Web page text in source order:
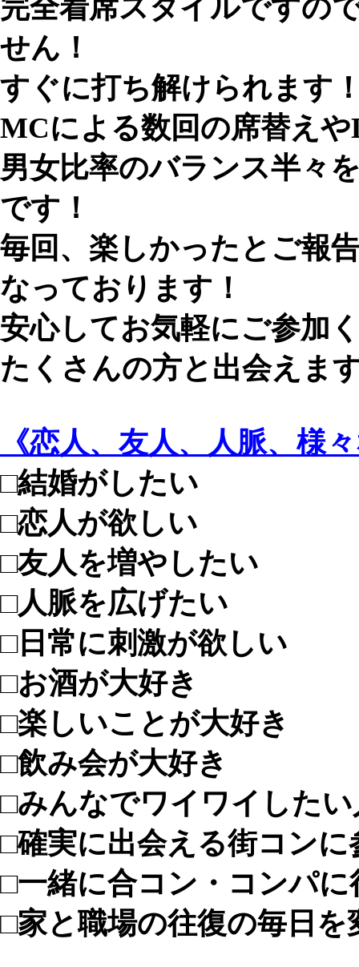
完全着席スタイルですの
せん！
すぐに打ち解けられます
MCによる数回の席替え
男女比率のバランス半々
です！
毎回、楽しかったとご報
なっております！
安心してお気軽にご参加
たくさんの方と出会えま
《恋人、友人、人脈、様
□結婚がしたい
□恋人が欲しい
□友人を増やしたい
□人脈を広げたい
□日常に刺激が欲しい
□お酒が大好き
□楽しいことが大好き
□飲み会が大好き
□みんなでワイワイしたい
□確実に出会える街コンに
□一緒に合コン・コンパ
□家と職場の往復の毎日を